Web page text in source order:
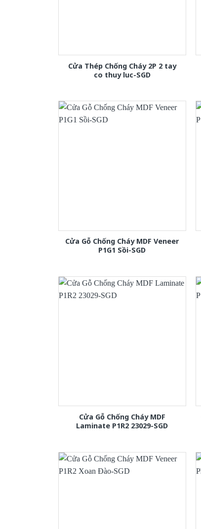
Cửa Thép Chống Cháy 2P 2 tay
co thuy luc-SGD
Cửa Gỗ Chống Cháy MDF Veneer
P1G1 Sồi-SGD
Cửa Gỗ Chống Cháy MDF
Laminate P1R2 23029-SGD